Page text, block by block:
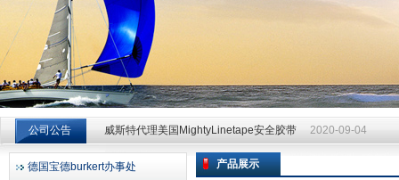
上海申思特自动化设备有限公司
公司公告
威斯特代理美国MightyLinetape安全胶带 2020-09-04
威斯特代理美国MightyLinetape安全胶带 2020-09-04
威斯特代理美国MightyLinetape安全胶带
德国宝德burkert办事处 产品展示